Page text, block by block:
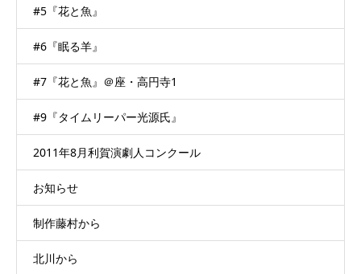
#5『花と魚』
#6『眠る羊』
#7『花と魚』＠座・高円寺1
#9『タイムリーパー光源氏』
2011年8月利賀演劇人コンクール
お知らせ
制作藤村から
北川から